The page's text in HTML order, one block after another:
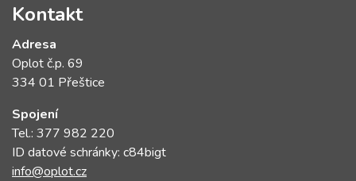
Kontakt
Adresa
Oplot č.p. 69
334 01 Přeštice
Spojení
Tel.: 377 982 220
ID datové schránky: c84bigt
info@oplot.cz